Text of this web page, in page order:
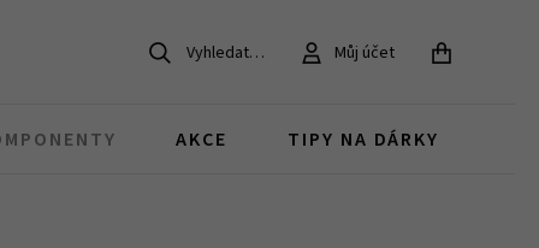
Vyhledat… Můj účet
AKCE TIPY NA DÁRKY